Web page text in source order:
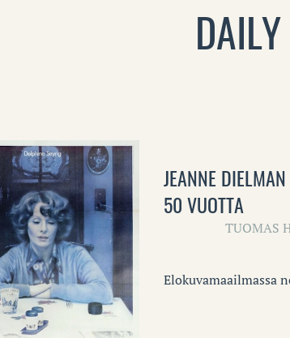
JEANNE
50 VUOTTA
TUOMAS
Elokuvamaailmassa